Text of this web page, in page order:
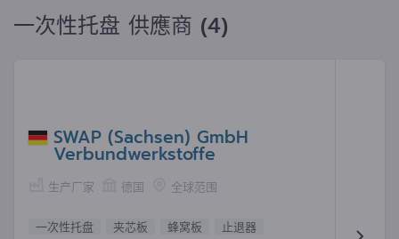
一次性托盘 供應商 (4)
SWAP (Sachsen) GmbH
Verbundwerkstoffe
生产厂家 德国 全球范围
一次性托盘 夹芯板 蜂窝板
止退器